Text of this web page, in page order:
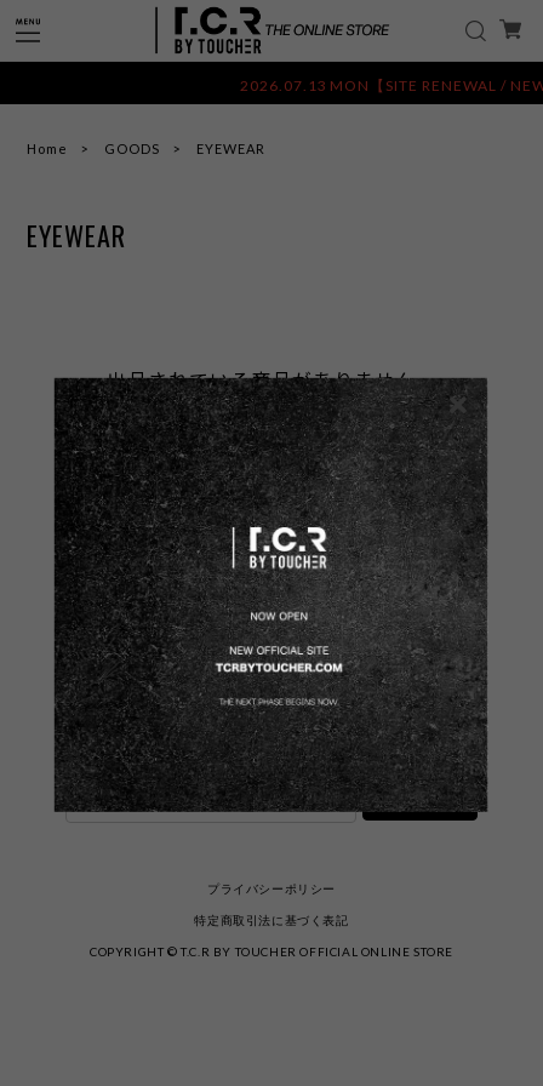
2026.07.13 MON【SITE RENEWAL /
Home GOODS EYEWEAR
EYEWEAR
出品されている商品がありません。
メールマガジンを受け取る
新商品やキャンペーンなどの最新情報をお届けいたし
ます。
登録
プライバシーポリシー
特定商取引法に基づく表記
COPYRIGHT © T.C.R BY TOUCHER OFFICIAL ONLINE STORE